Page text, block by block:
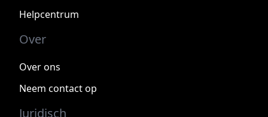
Helpcentrum
Over
Over ons
Neem contact op
Juridisch